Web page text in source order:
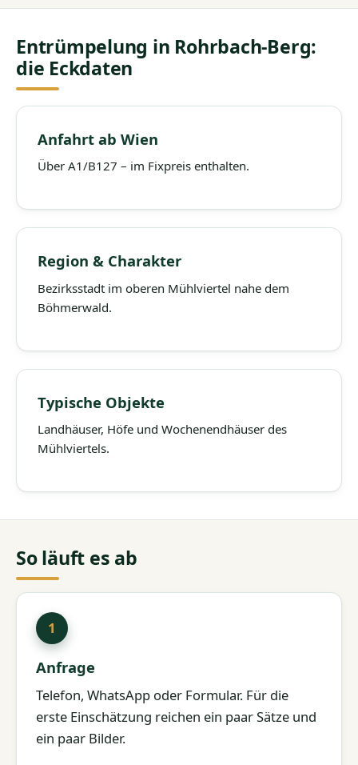
Entrümpelung in Rohrbach-Berg:
die Eckdaten
Anfahrt ab Wien
Über A1/B127 – im Fixpreis enthalten.
Region & Charakter
Bezirksstadt im oberen Mühlviertel nahe dem
Böhmerwald.
Typische Objekte
Landhäuser, Höfe und Wochenendhäuser des
Mühlviertels.
So läuft es ab
Anfrage
Telefon, WhatsApp oder Formular. Für die
erste Einschätzung reichen ein paar Sätze und
ein paar Bilder.